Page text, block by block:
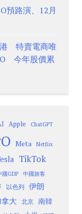
預路演、12月
港 特賣電商唯
今年股價累
Apple ChatGPT
Meta Netflix
TikTok
國GDP 中國旅客
以色列 伊朗
拿大 北京
南韓